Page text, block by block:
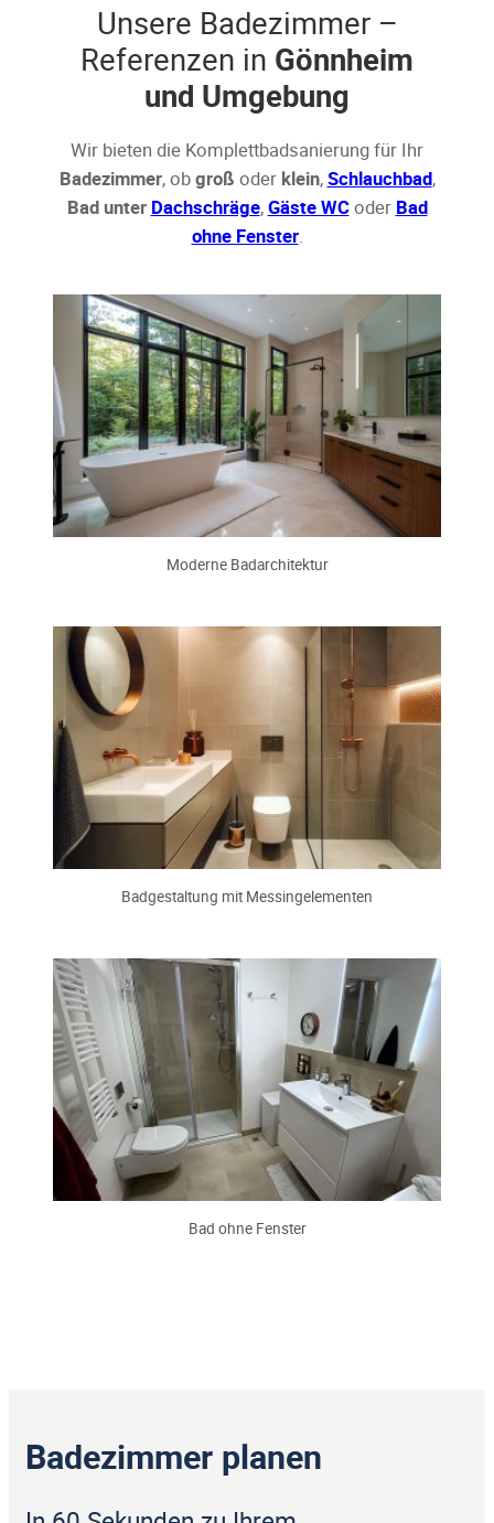
Unsere Badezimmer –
Referenzen in Gönnheim
und Umgebung
Wir bieten die Komplettbadsanierung für Ihr
Badezimmer, obgroß oder klein,Schlauchbad,
Bad unter Dachschräge,Gäste WCoder Bad
ohne Fenster.
Moderne Badarchitektur
Badgestaltung mit Messingelementen
Bad ohne Fenster
Badezimmer planen